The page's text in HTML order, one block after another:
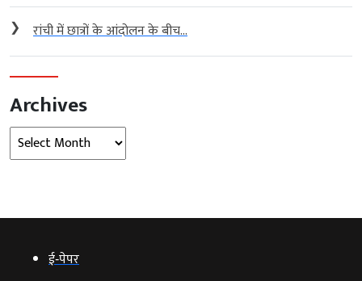
❯ रांची में छात्रों के आंदोलन के बीच...
Archives
Archives
ई‑पेपर